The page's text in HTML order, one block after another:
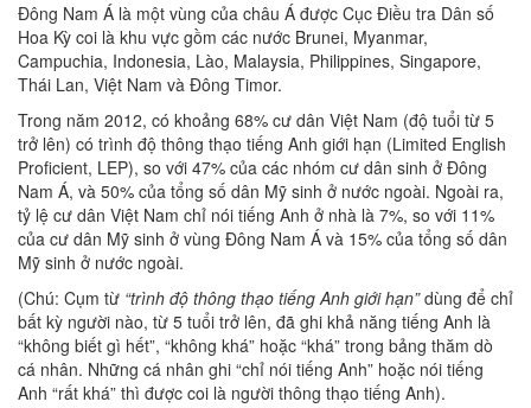
Đông Nam Á là một vùng của châu Á được Cục Điều tra Dân số
Hoa Kỳ coi là khu vực gồm các nước Brunei, Myanmar,
Campuchia, Indonesia, Lào, Malaysia, Philippines, Singapore,
Thái Lan, Việt Nam và Đông Timor.
Trong năm 2012, có khoảng 68% cư dân Việt Nam (độ tuổi từ 5
trở lên) có trình độ thông thạo tiếng Anh giới hạn (Limited English
Proficient, LEP), so với 47% của các nhóm cư dân sinh ở Đông
Nam Á, và 50% của tổng số dân Mỹ sinh ở nước ngoài. Ngoài ra,
tỷ lệ cư dân Việt Nam chỉ nói tiếng Anh ở nhà là 7%, so với 11%
của cư dân Mỹ sinh ở vùng Đông Nam Á và 15% của tổng số dân
Mỹ sinh ở nước ngoài.
(Chú: Cụm từ “trình độ thông thạo tiếng Anh giới hạn”dùng để chỉ
bất kỳ người nào, từ 5 tuổi trở lên, đã ghi khả năng tiếng Anh là
“không biết gì hết”, “không khá” hoặc “khá” trong bảng thăm dò
cá nhân. Những cá nhân ghi “chỉ nói tiếng Anh” hoặc nói tiếng
Anh “rất khá” thì được coi là người thông thạo tiếng Anh).